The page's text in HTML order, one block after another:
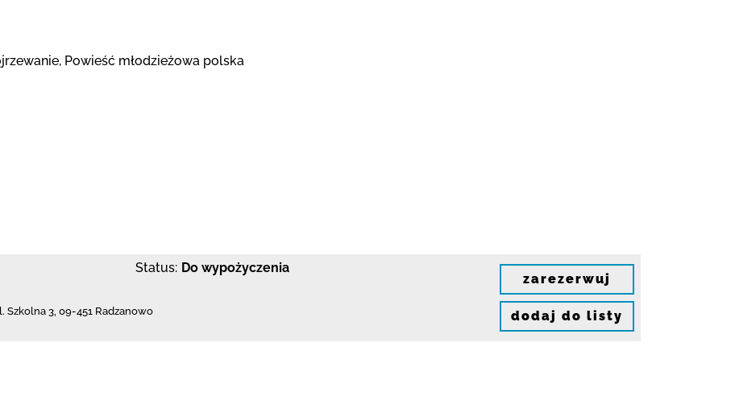
Powieść młodzieżowa polska
Status: Do wypożyczenia
Szkolna 3, 09-451 Radzanowo
zarezerwuj
dodaj do listy